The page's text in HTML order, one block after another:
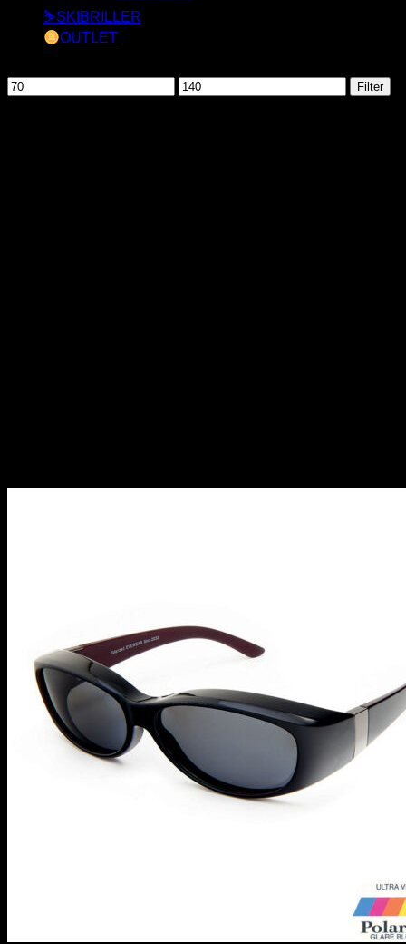
⛷️SKIBRILLER
OUTLET
Mindste
pris
Højeste
pris
Filter